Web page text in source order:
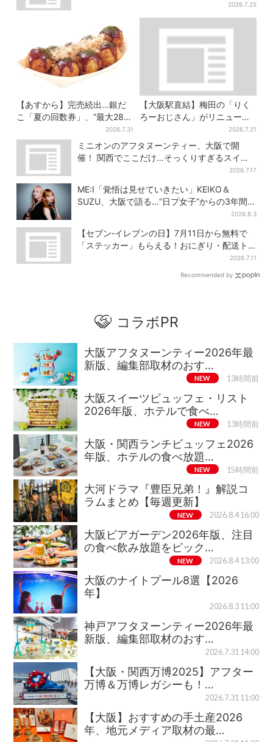
2026.7.25
【あすから】完売続出…銀だ
こ「夏の回数券」、“最大2811
2026.7.31
【大阪駅直結】梅田の「りく
ろーおじさん」がリニューア
ル！チーズケーキ以外も充
実…並ばず買える「ロッカ
ー」も設置
2026.7.21
ミニオンのアフタヌーンティー、大阪で開
催！ 関西でここだけ…そっくりすぎるスイー
2026.7.17
ME:I「覚悟は見せていきたい」KEIKO＆
SUZU、大阪で語る…“日プ女子”からの3年間
2026.8.3
【セブン‐イレブンの日】7月11日から無料で
「ステッカー」もらえる！おにぎり・配送ト
2026.7.11
Recommended by
コラボPR
大阪アフタヌーンティー2026年最
新版、編集部取材のおす…
NEW 13時間前
大阪スイーツビュッフェ・リスト
2026年版、ホテルで食べ…
NEW 13時間前
大阪・関西ランチビュッフェ2026
年版、ホテルの食べ放題…
NEW 15時間前
大河ドラマ『豊臣兄弟！』解説コ
ラムまとめ【毎週更新】
NEW 2026.8.4 16:00
大阪ビアガーデン2026年版、注目
の食べ飲み放題をピック…
NEW 2026.8.4 13:00
大阪のナイトプール8選【2026
年】
2026.8.3 11:00
神戸アフタヌーンティー2026年最
新版、編集部取材のおす…
2026.7.31 14:00
【大阪・関西万博2025】アフター
万博＆万博レガシーも！…
2026.7.31 11:00
【大阪】おすすめの手土産2026
年、地元メディア取材の最…